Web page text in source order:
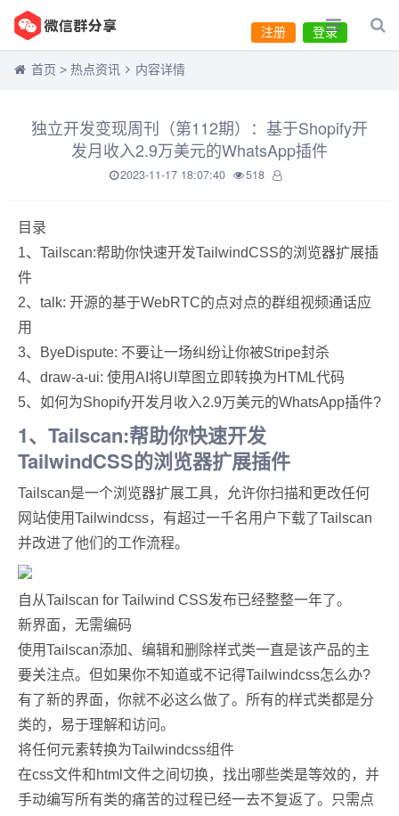
登录
注册
首页 > 热点资讯 内容详情
独立开发变现周刊（第112期）：基于Shopify开
发月收入2.9万美元的WhatsApp插件
2023-11-17 18:07:40 518
目录
1、Tailscan:帮助你快速开发TailwindCSS的浏览器扩展插
件
2、talk: 开源的基于WebRTC的点对点的群组视频通话应
用
3、ByeDispute: 不要让一场纠纷让你被Stripe封杀
4、draw-a-ui: 使用AI将UI草图立即转换为HTML代码
5、如何为Shopify开发月收入2.9万美元的WhatsApp插件?
1、Tailscan:帮助你快速开发
TailwindCSS的浏览器扩展插件
Tailscan是一个浏览器扩展工具，允许你扫描和更改任何
网站使用Tailwindcss，有超过一千名用户下载了Tailscan
并改进了他们的工作流程。
自从Tailscan for Tailwind CSS发布已经整整一年了。
新界面，无需编码
使用Tailscan添加、编辑和删除样式类一直是该产品的主
要关注点。但如果你不知道或不记得Tailwindcss怎么办?
有了新的界面，你就不必这么做了。所有的样式类都是分
类的，易于理解和访问。
将任何元素转换为Tailwindcss组件
在css文件和html文件之间切换，找出哪些类是等效的，并
手动编写所有类的痛苦的过程已经一去不复返了。只需点